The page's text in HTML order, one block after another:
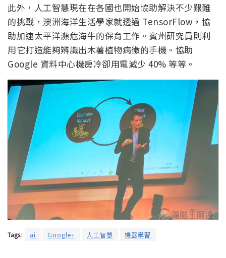
此外，人工智慧現在在各國也開始協助解決不少艱難
的挑戰，澳洲海洋生活學家就透過 TensorFlow，協
助加速太平洋瀕危海牛的保育工作。賓州研究員則利
用它打造能夠辨識出木薯植物病徵的手機。協助
Google 資料中心機房冷卻用電減少 40% 等等。
Tags: ai Google+ 人工智慧 機器學習